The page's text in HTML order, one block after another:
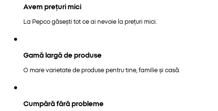
Avem prețuri mici
La Pepco găsești tot ce ai nevoie la prețuri mici.
Gamă largă de produse
O mare varietate de produse pentru tine, familie și casă.
Cumpără fără probleme